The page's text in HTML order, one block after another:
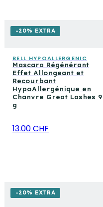
-20% EXTRA
BELL HYPOALLERGENIC
Mascara Régénérant
Effet Allongeant et
Recourbant
HypoAllergénique en
Chanvre Great Lashes 9
g
13.00 CHF
-20% EXTRA